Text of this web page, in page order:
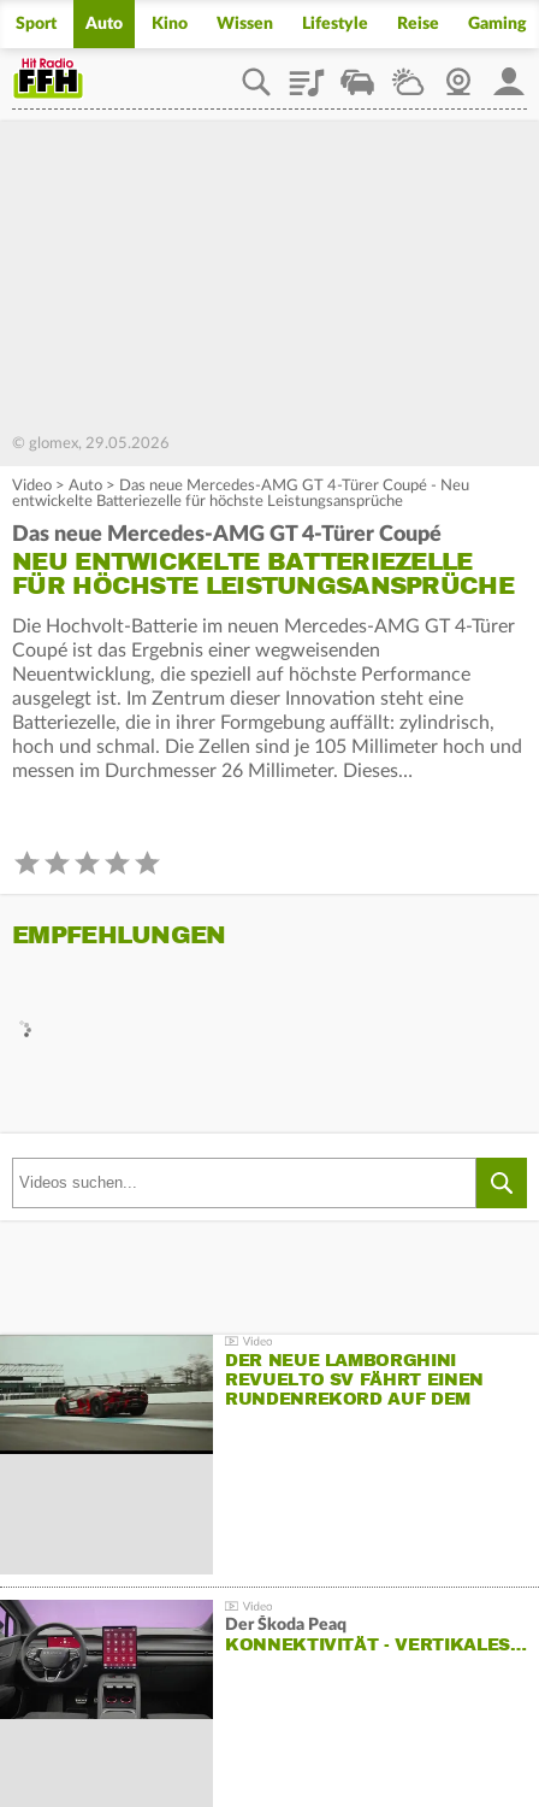
Sport Auto Kino Wissen Lifestyle Reise Gaming
PlaylistStaupilotWetterWebcam
© glomex, 29.05.2026
Video > Auto > Das neue Mercedes-AMG GT 4-Türer Coupé - Neu
entwickelte Batteriezelle für höchste Leistungsansprüche
Das neue Mercedes-AMG GT 4-Türer Coupé
NEU ENTWICKELTE BATTERIEZELLE
FÜR HÖCHSTE LEISTUNGSANSPRÜCHE
Die Hochvolt-Batterie im neuen Mercedes‑AMG GT 4‑Türer
Coupé ist das Ergebnis einer wegweisenden
Neuentwicklung, die speziell auf höchste Performance
ausgelegt ist. Im Zentrum dieser Innovation steht eine
Batteriezelle, die in ihrer Formgebung auffällt: zylindrisch,
hoch und schmal. Die Zellen sind je 105 Millimeter hoch und
messen im Durchmesser 26 Millimeter. Dieses…
EMPFEHLUNGEN
DER NEUE LAMBORGHINI
REVUELTO SV FÄHRT EINEN
RUNDENREKORD AUF DEM
Der Škoda Peaq
KONNEKTIVITÄT - VERTIKALES…